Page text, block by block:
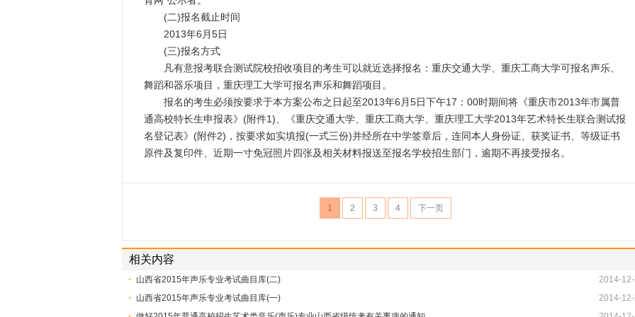
(二)报名截止时间
2013年6月5日
(三)报名方式
凡有意报考联合测试院校招收项目的考生可以就近选择报名：重庆交通大学、重庆工商大学可报名声乐、
舞蹈和器乐项目，重庆理工大学可报名声乐和舞蹈项目。
报名的考生必须按要求于本方案公布之日起至2013年6月5日下午17：00时期间将《重庆市2013年市属普
通高校特长生申报表》(附件1)、《重庆交通大学、重庆工商大学、重庆理工大学2013年艺术特长生联合测试报
名登记表》(附件2)，按要求如实填报(一式三份)并经所在中学签章后，连同本人身份证、获奖证书、等级证书
原件及复印件、近期一寸免冠照片四张及相关材料报送至报名学校招生部门，逾期不再接受报名。
1 2 3 4 下一页
相关内容
山西省2015年声乐专业考试曲目库(二)
2014-
山西省2015年声乐专业考试曲目库(一)
2014-